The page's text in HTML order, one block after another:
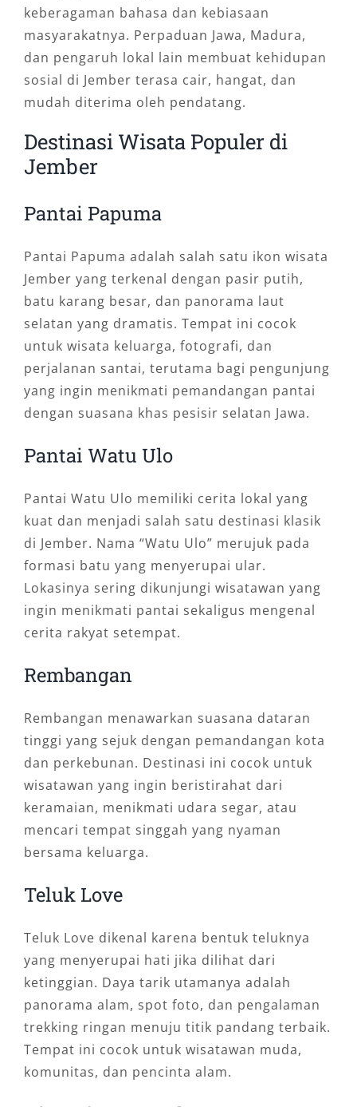
keberagaman bahasa dan kebiasaan
masyarakatnya. Perpaduan Jawa, Madura,
dan pengaruh lokal lain membuat kehidupan
sosial di Jember terasa cair, hangat, dan
mudah diterima oleh pendatang.
Destinasi Wisata Populer di
Jember
Pantai Papuma
Pantai Papuma adalah salah satu ikon wisata
Jember yang terkenal dengan pasir putih,
batu karang besar, dan panorama laut
selatan yang dramatis. Tempat ini cocok
untuk wisata keluarga, fotografi, dan
perjalanan santai, terutama bagi pengunjung
yang ingin menikmati pemandangan pantai
dengan suasana khas pesisir selatan Jawa.
Pantai Watu Ulo
Pantai Watu Ulo memiliki cerita lokal yang
kuat dan menjadi salah satu destinasi klasik
di Jember. Nama “Watu Ulo” merujuk pada
formasi batu yang menyerupai ular.
Lokasinya sering dikunjungi wisatawan yang
ingin menikmati pantai sekaligus mengenal
cerita rakyat setempat.
Rembangan
Rembangan menawarkan suasana dataran
tinggi yang sejuk dengan pemandangan kota
dan perkebunan. Destinasi ini cocok untuk
wisatawan yang ingin beristirahat dari
keramaian, menikmati udara segar, atau
mencari tempat singgah yang nyaman
bersama keluarga.
Teluk Love
Teluk Love dikenal karena bentuk teluknya
yang menyerupai hati jika dilihat dari
ketinggian. Daya tarik utamanya adalah
panorama alam, spot foto, dan pengalaman
trekking ringan menuju titik pandang terbaik.
Tempat ini cocok untuk wisatawan muda,
komunitas, dan pencinta alam.